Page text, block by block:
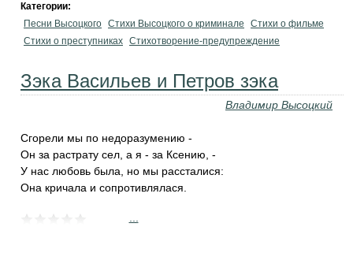
Категории:
Песни Высоцкого Стихи Высоцкого о криминале
Стихи о фильме
Стихи о преступниках Стихотворение-предупреждение
Зэка Васильев и Петров зэка
Владимир Высоцкий
Сгорели мы по недоразумению -
Он за растрату сел, а я - за Ксению, -
У нас любовь была, но мы рассталися:
Она кричала и сопротивлялася.